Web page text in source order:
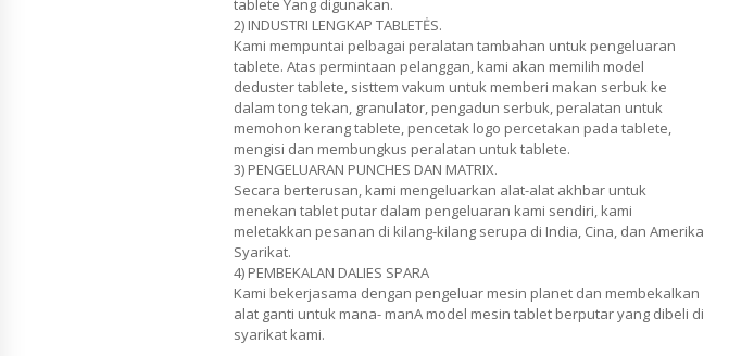
tablete Yang digunakan.
2) INDUSTRI LENGKAP TABLETĖS.
Kami mempuntai pelbagai peralatan tambahan untuk pengeluaran
tablete. Atas permintaan pelanggan, kami akan memilih model
deduster tablete, sisttem vakum untuk memberi makan serbuk ke
dalam tong tekan, granulator, pengadun serbuk, peralatan untuk
memohon kerang tablete, pencetak logo percetakan pada tablete,
mengisi dan membungkus peralatan untuk tablete.
3) PENGELUARAN PUNCHES DAN MATRIX.
Secara berterusan, kami mengeluarkan alat-alat akhbar untuk
menekan tablet putar dalam pengeluaran kami sendiri, kami
meletakkan pesanan di kilang-kilang serupa di India, Cina, dan Amerika
Syarikat.
4) PEMBEKALAN DALIES SPARA
Kami bekerjasama dengan pengeluar mesin planet dan membekalkan
alat ganti untuk mana- manA model mesin tablet berputar yang dibeli di
syarikat kami.